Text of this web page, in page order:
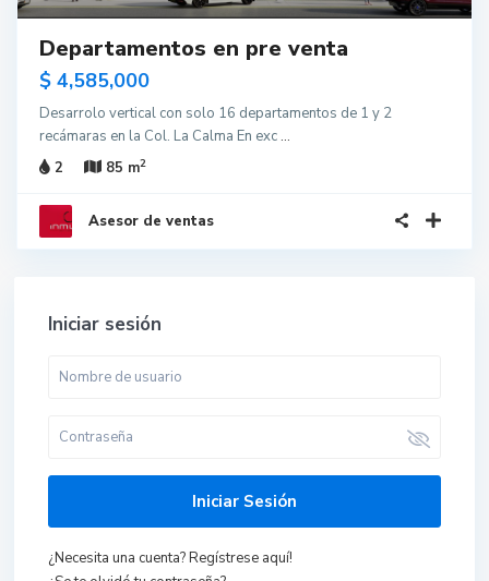
Departamentos en pre venta
$ 4,585,000
Desarrolo vertical con solo 16 departamentos de 1 y 2
recámaras en la Col. La Calma En exc...
2
85 m2
Asesor de ventas
Iniciar sesión
Iniciar Sesión
¿Necesita una cuenta? Regístrese aquí!